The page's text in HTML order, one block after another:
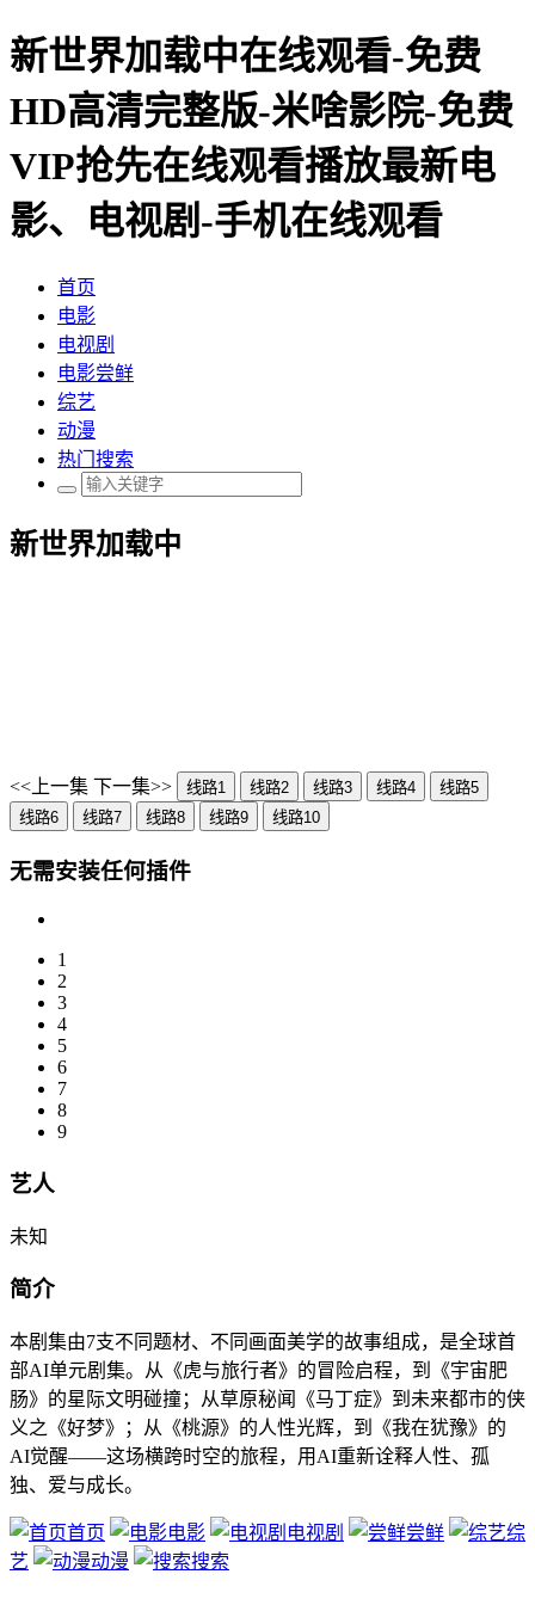
新世界加载中在线观看-免费
HD高清完整版-米啥影院-免费
VIP抢先在线观看播放最新电
影、电视剧-手机在线观看
首页
电影
电视剧
电影尝鲜
综艺
动漫
热门搜索
新世界加载中
<<上一集 下一集>> 线路1 线路2 线路3 线路4
线路5
线路6
线路7 线路8 线路9 线路10
无需安装任何插件
1
2
3
4
5
6
7
8
9
艺人
未知
简介
本剧集由7支不同题材、不同画面美学的故事组成，是全球首
部AI单元剧集。从《虎与旅行者》的冒险启程，到《宇宙肥
肠》的星际文明碰撞；从草原秘闻《马丁症》到未来都市的侠
义之《好梦》；从《桃源》的人性光辉，到《我在犹豫》的
AI觉醒——这场横跨时空的旅程，用AI重新诠释人性、孤
独、爱与成长。
首页 电影 电视剧 尝鲜
综
艺
动漫 搜索